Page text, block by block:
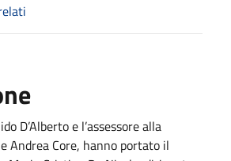
D’Alberto e l’assessore alla
Andrea Core, hanno portato il